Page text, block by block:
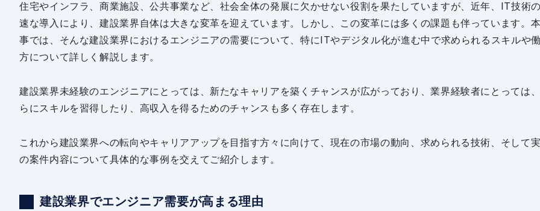
住宅やインフラ、商業施設、公共事業など、社会全体の発展に欠かせない役割を果たしていますが、近年、IT技術
速な導入により、建設業界自体は大きな変革を迎えています。しかし、この変革には多くの課題も伴っています。
事では、そんな建設業界におけるエンジニアの需要について、特にITやデジタル化が進む中で求められるスキルや
方について詳しく解説します。
建設業界未経験のエンジニアにとっては、新たなキャリアを築くチャンスが広がっており、業界経験者にとっては
らにスキルを習得したり、高収入を得るためのチャンスも多く存在します。
これから建設業界への転向やキャリアアップを目指す方々に向けて、現在の市場の動向、求められる技術、そして
の案件内容について具体的な事例を交えてご紹介します。
建設業界でエンジニア需要が高まる理由